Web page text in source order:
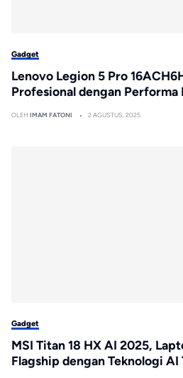
Gadget
Lenovo Legion 5 Pro
Profesional dengan Performa
OLEH IMAM FATONI 2 AGUSTUS, 2025
Gadget
MSI Titan 18 HX AI 2025,
Flagship dengan Teknologi